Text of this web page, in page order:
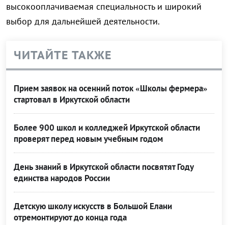
высокооплачиваемая специальность и широкий
выбор для дальнейшей деятельности.
ЧИТАЙТЕ ТАКЖЕ
Прием заявок на осенний поток «Школы фермера»
стартовал в Иркутской области
Более 900 школ и колледжей Иркутской области
проверят перед новым учебным годом
День знаний в Иркутской области посвятят Году
единства народов России
Детскую школу искусств в Большой Елани
отремонтируют до конца года